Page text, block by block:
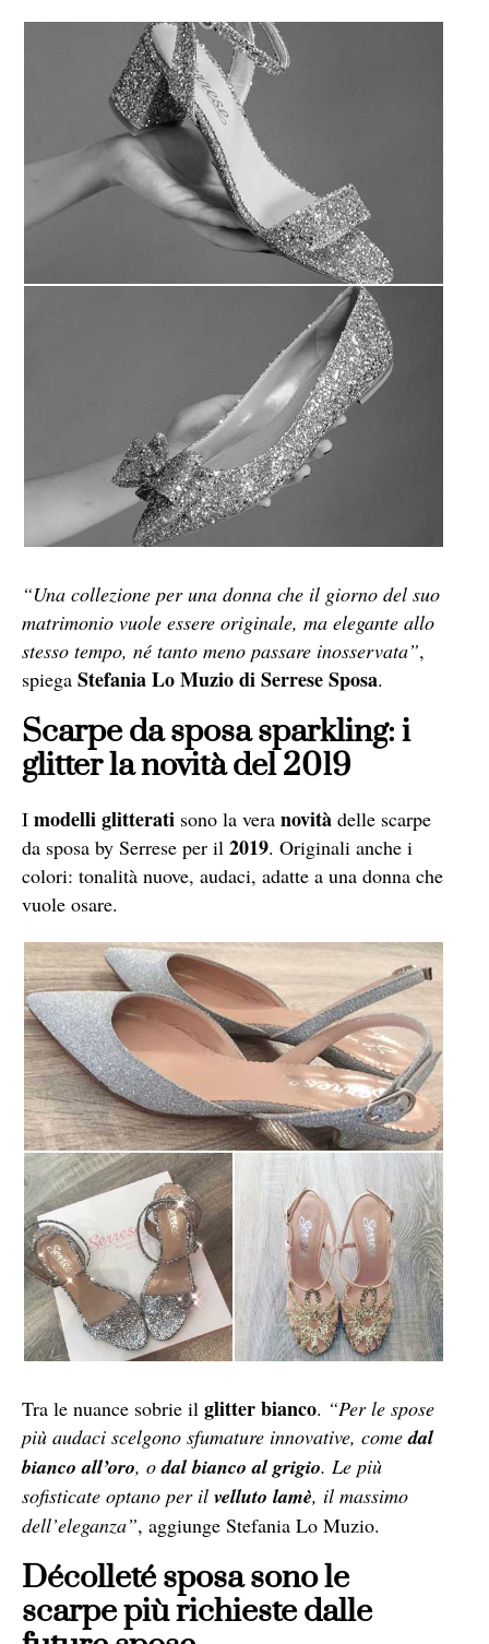
“Una collezione per una donna che il giorno del suo
matrimonio vuole essere originale, ma elegante allo
stesso tempo, né tanto meno passare inosservata”,
spiega Stefania Lo Muzio di Serrese Sposa.
Scarpe da sposa sparkling: i
glitter la novità del 2019
I modelli glitterati sono la vera novità delle scarpe
da sposa by Serrese per il 2019. Originali anche i
colori: tonalità nuove, audaci, adatte a una donna che
vuole osare.
Tra le nuance sobrie il glitter bianco. “Per le spose
più audaci scelgono sfumature innovative, comedal
bianco all’oro, odal bianco al grigio. Le più
sofisticate optano per il velluto lamè, il massimo
dell’eleganza”, aggiunge Stefania Lo Muzio.
Décolleté sposa sono le
scarpe più richieste dalle